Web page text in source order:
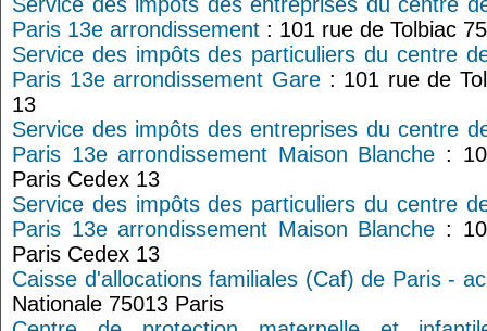
Paris 13e arrondissement : 101 rue de Tolbiac
Service des impôts des particuliers du centre
Paris 13e arrondissement Gare: 101 rue de
13
Service des impôts des entreprises du centre
Paris 13e arrondissement Maison Blanche :
Paris Cedex 13
Service des impôts des particuliers du centre
Paris 13e arrondissement Maison Blanche :
Paris Cedex 13
Caisse d'allocations familiales (Caf) de Paris -
Nationale 75013 Paris